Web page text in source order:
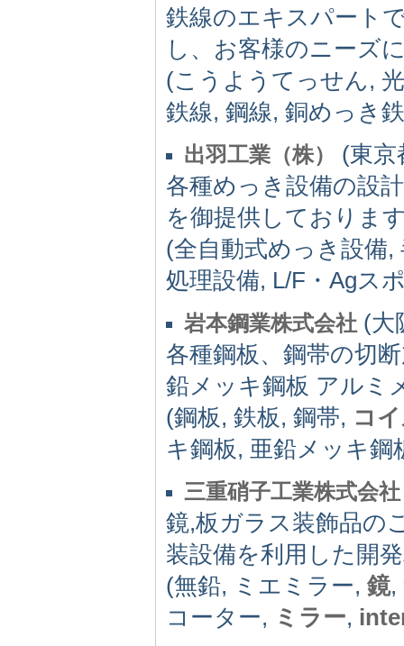
鉄線のエキスパート
し、お客様のニーズ
(こうようてっせん,
鉄線, 鋼線, 銅めっき
出羽工業（株）
(東京
各種めっき設備の設
を御提供しておりま
(全自動式めっき設備
処理設備, L/F・Agス
岩本鋼業株式会社 (大
各種鋼板、鋼帯の切
鉛メッキ鋼板 アルミ
(鋼板, 鉄板, 鋼帯, コ
キ鋼板, 亜鉛メッキ鋼
三重硝子工業株式会社
鏡,板ガラス装飾品の
装設備を利用した開
(無鉛, ミエミラー, 鏡,
コーター, ミラー,